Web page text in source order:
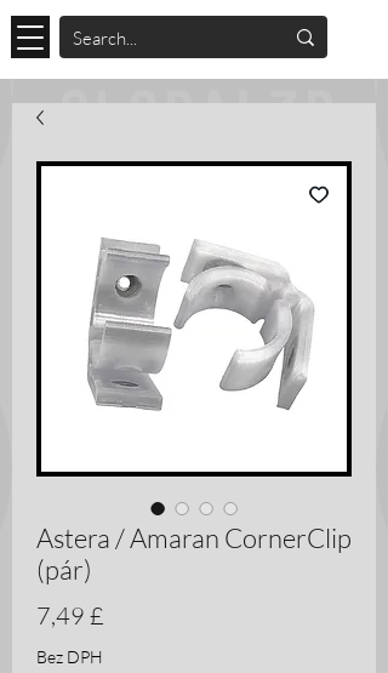
Astera / Amaran CornerClip
(pár)
7,49 £
Bez DPH